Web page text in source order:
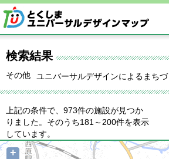
検索結果
その他 ユニバーサルデザインによるまち
上記の条件で、973件の施設が見つか
りました。そのうち181～200件を表示
しています。
+